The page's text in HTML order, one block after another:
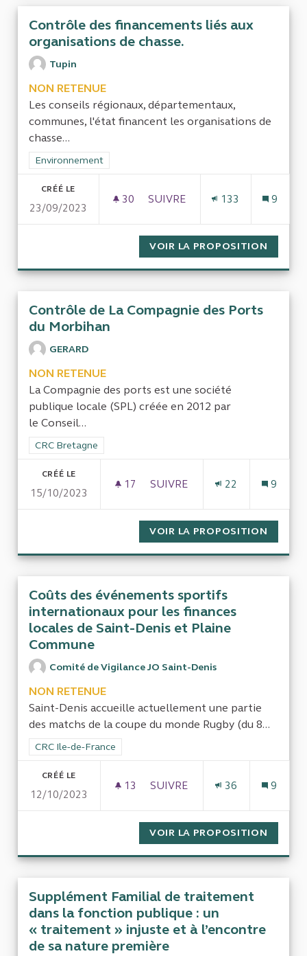
Contrôle des financements liés aux
organisations de chasse.
Tupin
NON RETENUE
Les conseils régionaux, départementaux,
communes, l'état financent les organisations de
chasse...
Filtrer les résultats de la catégorie : Environnement
Environnement
CRÉÉ LE
23/09/2023
30 30 ABONNÉS
SUIVRE
133 9
VOIR LA PROPOSITION
Contrôle de La Compagnie des Ports
du Morbihan
GERARD
NON RETENUE
La Compagnie des ports est une société
publique locale (SPL) créée en 2012 par
le Conseil...
Filtrer les résultats de la catégorie : CRC Bretagne
CRC Bretagne
CRÉÉ LE
15/10/2023
17 17 ABONNÉS
SUIVRE
22 9
VOIR LA PROPOSITION
Coûts des événements sportifs
internationaux pour les finances
locales de Saint-Denis et Plaine
Commune
Comité de Vigilance JO Saint-Denis
NON RETENUE
Saint-Denis accueille actuellement une partie
des matchs de la coupe du monde Rugby (du 8...
Filtrer les résultats de la catégorie : CRC Ile-de-France
CRC Ile-de-France
CRÉÉ LE
12/10/2023
13 13 ABONNÉS
SUIVRE
36 9
VOIR LA PROPOSITION
Supplément Familial de traitement
dans la fonction publique : un
« traitement » injuste et à l’encontre
de sa nature première